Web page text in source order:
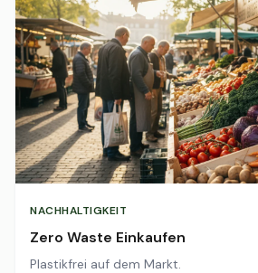
NACHHALTIGKEIT
Zero Waste Einkaufen
Plastikfrei auf dem Markt.